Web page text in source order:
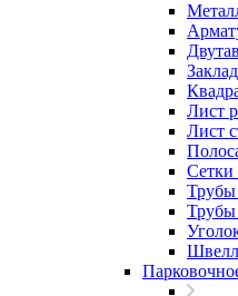
Лист
Лист
Трубы
Трубы